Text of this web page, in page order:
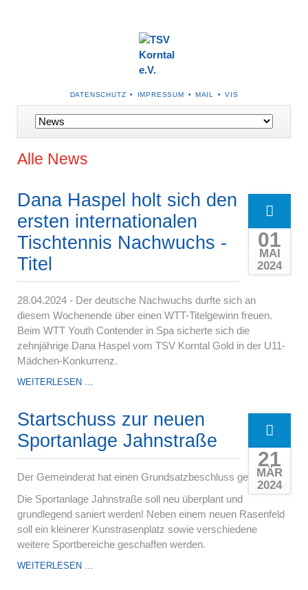
NAVIGATION
ÜBERSPRINGEN
DATENSCHUTZ IMPRESSUM MAIL VIS
Navigation
überspringen
Alle News
Dana Haspel holt sich den
ersten internationalen
Tischtennis Nachwuchs -
Titel
01
MAI
2024
28.04.2024 - Der deutsche Nachwuchs durfte sich an
diesem Wochenende über einen WTT-Titelgewinn freuen.
Beim WTT Youth Contender in Spa sicherte sich die
zehnjährige Dana Haspel vom TSV Korntal Gold in der U11-
Mädchen-Konkurrenz.
WEITERLESEN …
SICH
ERSTEN
INTERNATIONALEN
TISCHTENNIS
-
TITEL
Startschuss zur neuen
Sportanlage Jahnstraße
21
MÄR
2024
Der Gemeinderat hat einen Grundsatzbeschluss gefasst!
Die Sportanlage Jahnstraße soll neu überplant und
grundlegend saniert werden! Neben einem neuen Rasenfeld
soll ein kleinerer Kunstrasenplatz sowie verschiedene
weitere Sportbereiche geschaffen werden.
WEITERLESEN …